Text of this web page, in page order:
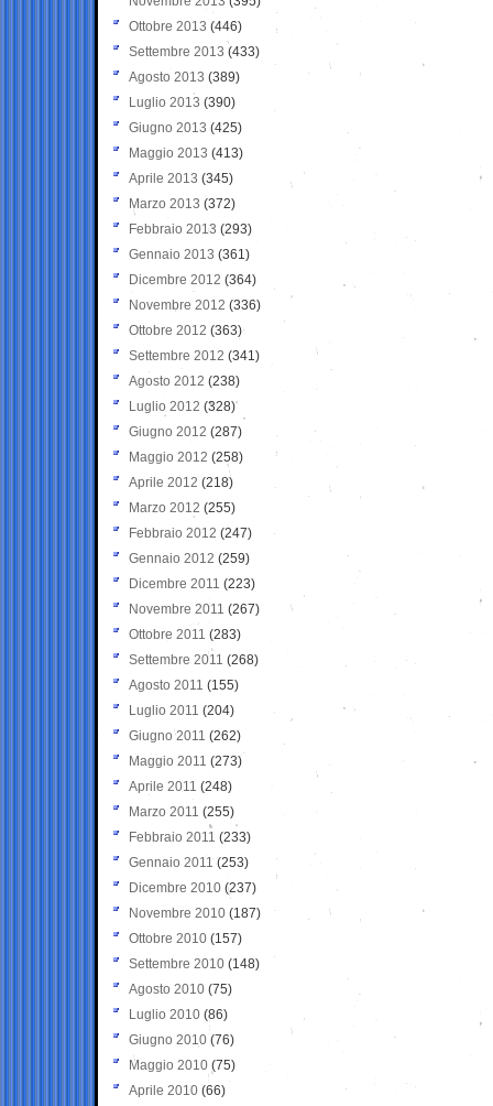
Ottobre 2013 (446)
Settembre 2013 (433)
Agosto 2013 (389)
Luglio 2013 (390)
Giugno 2013 (425)
Maggio 2013 (413)
Aprile 2013 (345)
Marzo 2013 (372)
Febbraio 2013 (293)
Gennaio 2013 (361)
Dicembre 2012 (364)
Novembre 2012 (336)
Ottobre 2012 (363)
Settembre 2012 (341)
Agosto 2012 (238)
Luglio 2012 (328)
Giugno 2012 (287)
Maggio 2012 (258)
Aprile 2012 (218)
Marzo 2012 (255)
Febbraio 2012 (247)
Gennaio 2012 (259)
Dicembre 2011 (223)
Novembre 2011 (267)
Ottobre 2011 (283)
Settembre 2011 (268)
Agosto 2011 (155)
Luglio 2011 (204)
Giugno 2011 (262)
Maggio 2011 (273)
Aprile 2011 (248)
Marzo 2011 (255)
Febbraio 2011 (233)
Gennaio 2011 (253)
Dicembre 2010 (237)
Novembre 2010 (187)
Ottobre 2010 (157)
Settembre 2010 (148)
Agosto 2010 (75)
Luglio 2010 (86)
Giugno 2010 (76)
Maggio 2010 (75)
Aprile 2010 (66)